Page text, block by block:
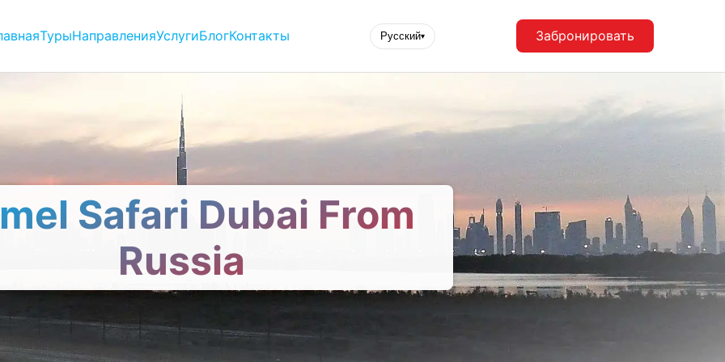
ТурыНаправленияУслугиБлогКонтакты Русский▾ Забронировать
Safari Dubai From
Russia